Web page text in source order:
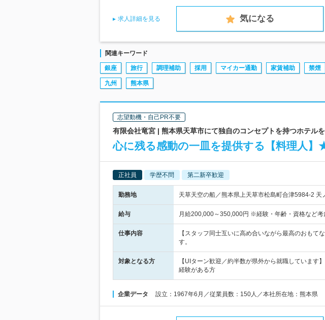
求人詳細を見る 気になる
関連キーワード
銀座 旅行 調理補助 採用 マイカー通勤 家賃補助 禁煙
九州 熊本県
志望動機・自己PR不要
有限会社竜宮 | 熊本県天草市にて独自のコンセプトを持つホテル
心に残る感動の一皿を提供する【料理人
正社員 学歴不問 第二新卒歓迎
勤務地 天草天空の船／熊本県上天草市松島町合津5984-2
給与 月給200,000～350,000円 ※経験・年齢・資格など
仕事内容
【スタッフ同士互いに高め合いながら最高のおも
す。
対象となる方
【UIターン歓迎／約半数が県外から就職していま
経験がある方
企業データ 設立：1967年6月／従業員数：150人／本社所在地：熊本県